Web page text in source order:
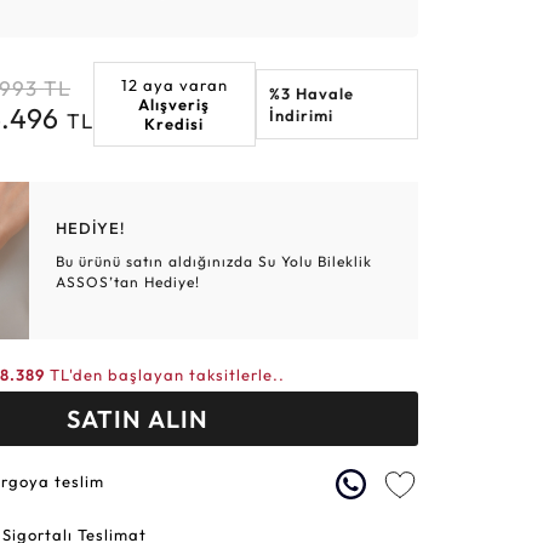
TL
TL
12 aya varan
Alışveriş
Kredisi
%3 Havale
İndirimi
HEDİYE!
Bu ürünü satın aldığınızda Su Yolu Bileklik
ASSOS’tan Hediye!
TL'den başlayan taksitlerle..
SATIN ALIN
teslim
Teslimat